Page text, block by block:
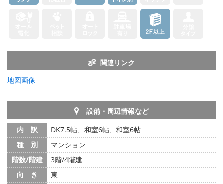
関連リンク
地図画像
設備・周辺情報など
内 訳
DK7.5帖、和室6帖、和室6帖
種 別
マンション
階数/階建
3階/4階建
向 き
東